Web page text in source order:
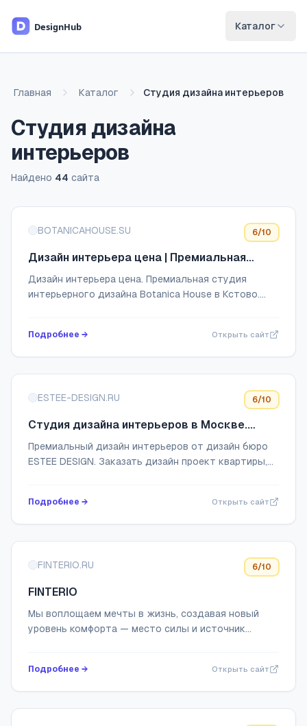
Каталог
Главная Каталог Студия дизайна интерьеров
Студия дизайна
интерьеров
Найдено 44 сайта
Список сайтов
BOTANICAHOUSE.SU 6/10
Дизайн интерьера цена | Премиальная
студия интерьерного дизайна Botanica
House в Кстово
Дизайн интерьера цена. Премиальная студия
интерьерного дизайна Botanica House в Кстово.
Подробнее → Открыть сайт
ESTEE-DESIGN.RU 6/10
Студия дизайна интерьеров в Москве.
Разработка дизайн проектов,
дизайнерский ремонт
Премиальный дизайн интерьеров от дизайн бюро
ESTEE DESIGN. Заказать дизайн проект квартиры,
пере...
Подробнее → Открыть сайт
FINTERIO.RU 6/10
FINTERIO
Мы воплощаем мечты в жизнь, создавая новый
уровень комфорта — место силы и источник
Подробнее → Открыть сайт